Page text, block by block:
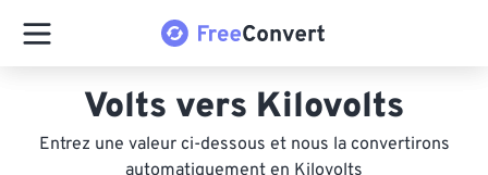
Volts vers Kilovolts
Entrez une valeur ci-dessous et nous la convertirons
automatiquement en Kilovolts